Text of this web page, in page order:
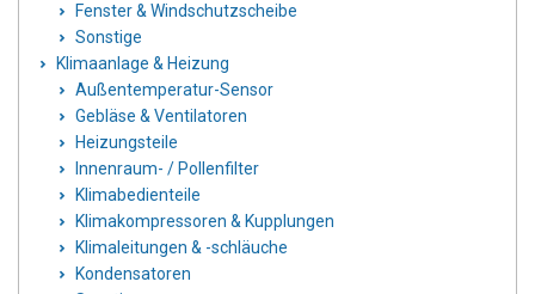
Fenster & Windschutzscheibe
Sonstige
Klimaanlage & Heizung
Außentemperatur-Sensor
Gebläse & Ventilatoren
Heizungsteile
Innenraum- / Pollenfilter
Klimabedienteile
Klimakompressoren & Kupplungen
Klimaleitungen & -schläuche
Kondensatoren